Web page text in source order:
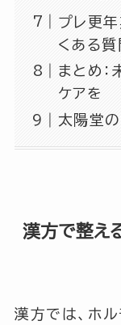
プレ更
くある質
まとめ
ケアを
太陽堂
漢方で整え
漢方では、ホ